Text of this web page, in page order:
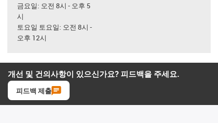
금요일: 오전 8시 - 오후 5
시
토요일 토요일: 오전 8시 -
오후 12시
개선 및 건의사항이 있으신가요? 피드백을 주세요.
피드백 제출